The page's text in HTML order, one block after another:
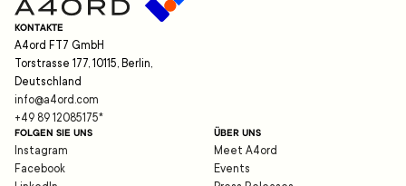
KONTAKTE
A4ord FT7 GmbH
Torstrasse 177, 10115, Berlin,
Deutschland
info@a4ord.com
+49 89 12085175*
FOLGEN SIE UNS
Instagram
Facebook
ÜBER UNS
Meet A4ord
Events